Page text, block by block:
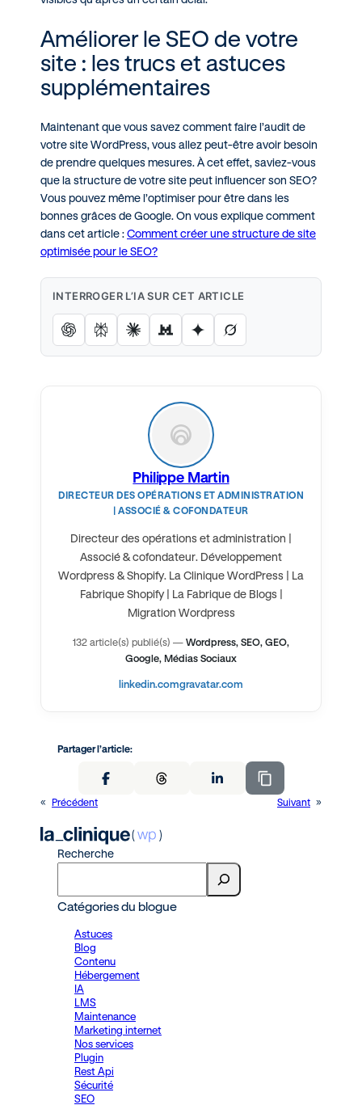
Améliorer le SEO de votre
site : les trucs et astuces
supplémentaires
Maintenant que vous savez comment faire l’audit de
votre site WordPress, vous allez peut-être avoir besoin
de prendre quelques mesures. À cet effet, saviez-vous
que la structure de votre site peut influencer son SEO?
Vous pouvez même l’optimiser pour être dans les
bonnes grâces de Google. On vous explique comment
dans cet article :Comment créer une structure de site
optimisée pour le SEO?
INTERROGER L’IA SUR CET ARTICLE
Philippe Martin
DIRECTEUR DES OPÉRATIONS ET ADMINISTRATION
| ASSOCIÉ & COFONDATEUR
Directeur des opérations et administration |
Associé & cofondateur. Développement
Wordpress & Shopify. La Clinique WordPress | La
Fabrique Shopify | La Fabrique de Blogs |
Migration Wordpress
132 article(s) publié(s) — Wordpress, SEO, GEO,
Google, Médias Sociaux
linkedin.comgravatar.com
Partager l’article:
« Précédent Suivant »
Recherche
Catégories du blogue
Astuces
Blog
Contenu
Hébergement
IA
LMS
Maintenance
Marketing internet
Nos services
Plugin
Rest Api
Sécurité
SEO